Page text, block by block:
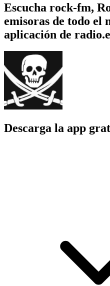
Escucha rock-fm,
emisoras de todo el
aplicación de
Descarga la app